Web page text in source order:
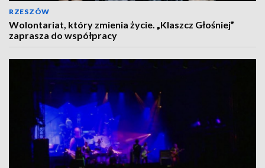
RZESZÓW
Wolontariat, który zmienia życie. „Klaszcz Głośniej”
zaprasza do współpracy